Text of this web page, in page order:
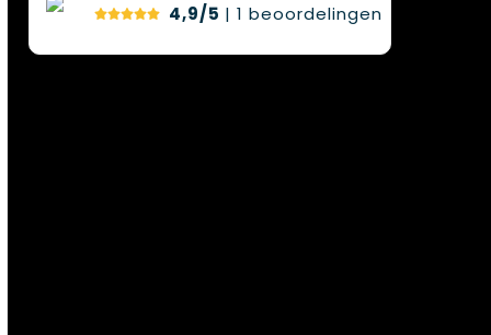
4,9/5 | 1 beoordelingen